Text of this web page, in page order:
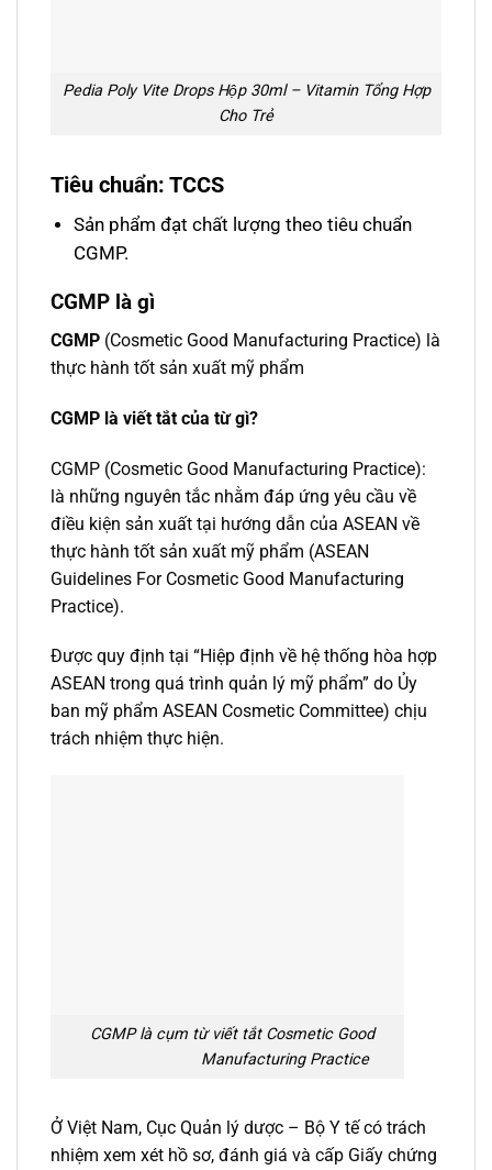
Pedia Poly Vite Drops Hộp 30ml – Vitamin Tổng Hợp
Cho Trẻ
Tiêu chuẩn: TCCS
Sản phẩm đạt chất lượng theo tiêu chuẩn
CGMP.
CGMP là gì
CGMP (Cosmetic Good Manufacturing Practice) là
thực hành tốt sản xuất mỹ phẩm
CGMP là viết tắt của từ gì?
CGMP (Cosmetic Good Manufacturing Practice):
là những nguyên tắc nhằm đáp ứng yêu cầu về
điều kiện sản xuất tại hướng dẫn của ASEAN về
thực hành tốt sản xuất mỹ phẩm (ASEAN
Guidelines For Cosmetic Good Manufacturing
Practice).
Được quy định tại “Hiệp định về hệ thống hòa hợp
ASEAN trong quá trình quản lý mỹ phẩm” do Ủy
ban mỹ phẩm ASEAN Cosmetic Committee) chịu
trách nhiệm thực hiện.
CGMP là cụm từ viết tắt Cosmetic Good
Manufacturing Practice
Ở Việt Nam, Cục Quản lý dược – Bộ Y tế có trách
nhiệm xem xét hồ sơ, đánh giá và cấp Giấy chứng